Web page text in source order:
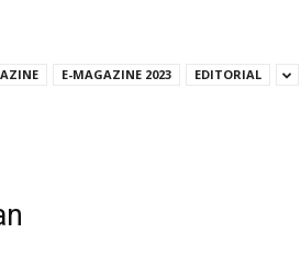
E-MAGAZINE 2023 EDITORIAL